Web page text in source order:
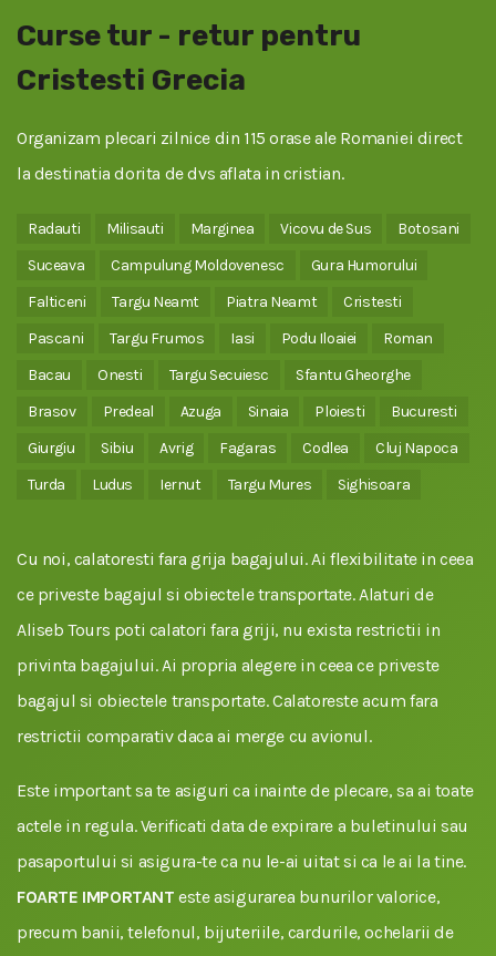
Curse tur - retur pentru
Cristesti Grecia
Organizam plecari zilnice din 115 orase ale Romaniei direct
la destinatia dorita de dvs aflata in cristian.
Radauti Milisauti Marginea Vicovu de Sus
Botosani
Suceava
Campulung Moldovenesc
Gura Humorului
Falticeni
Targu Neamt Piatra Neamt
Cristesti
Pascani
Targu Frumos Iasi Podu Iloaiei
Roman
Bacau
Onesti Targu Secuiesc
Sfantu Gheorghe
Brasov
Predeal Azuga Sinaia Ploiesti
Bucuresti
Giurgiu
Sibiu Avrig Fagaras Codlea
Cluj Napoca
Turda
Ludus Iernut Targu Mures Sighisoara
Cu noi, calatoresti fara grija bagajului. Ai flexibilitate in ceea
ce priveste bagajul si obiectele transportate. Alaturi de
Aliseb Tours poti calatori fara griji, nu exista restrictii in
privinta bagajului. Ai propria alegere in ceea ce priveste
bagajul si obiectele transportate. Calatoreste acum fara
restrictii comparativ daca ai merge cu avionul.
Este important sa te asiguri ca inainte de plecare, sa ai toate
actele in regula. Verificati data de expirare a buletinului sau
pasaportului si asigura-te ca nu le-ai uitat si ca le ai la tine.
FOARTE IMPORTANT este asigurarea bunurilor valorice,
precum banii, telefonul, bijuteriile, cardurile, ochelarii de